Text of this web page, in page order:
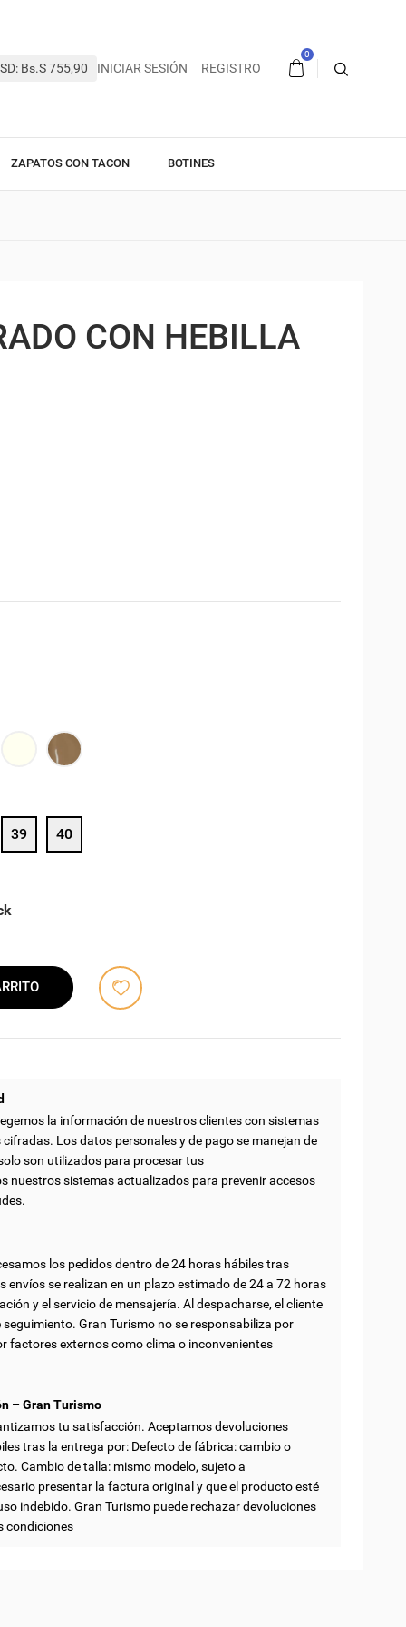
Bs.S 755,90 INICIAR SESIÓN REGISTRO
0
ZAPATOS CON TACON BOTINES
CON HEBILLA
CREMAAREQUIPE
39
40
la información de nuestros clientes con sistemas
Los datos personales y de pago se manejan de
son utilizados para procesar tus
nuestros sistemas actualizados para prevenir accesos
los pedidos dentro de 24 horas hábiles tras
envíos se realizan en un plazo estimado de 24 a 72 horas
y el servicio de mensajería. Al despacharse, el cliente
Gran Turismo no se responsabiliza por
factores externos como clima o inconvenientes
– Gran Turismo
tu satisfacción. Aceptamos devoluciones
tras la entrega por: Defecto de fábrica: cambio o
Cambio de talla: mismo modelo, sujeto a
presentar la factura original y que el producto esté
indebido. Gran Turismo puede rechazar devoluciones
condiciones